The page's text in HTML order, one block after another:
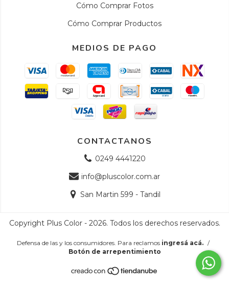
Cómo Comprar Fotos
Cómo Comprar Productos
MEDIOS DE PAGO
CONTACTANOS
0249 4441220
info@pluscolor.com.ar
San Martin 599 - Tandil
Copyright Plus Color - 2026. Todos los derechos reservados.
Defensa de las y los consumidores. Para reclamos ingresá acá. /
Botón de arrepentimiento